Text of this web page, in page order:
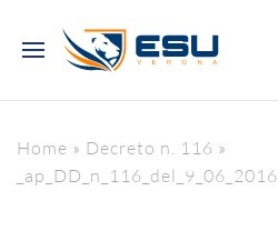
Home » Decreto n. 116 »
_ap_DD_n_116_del_9_06_2016